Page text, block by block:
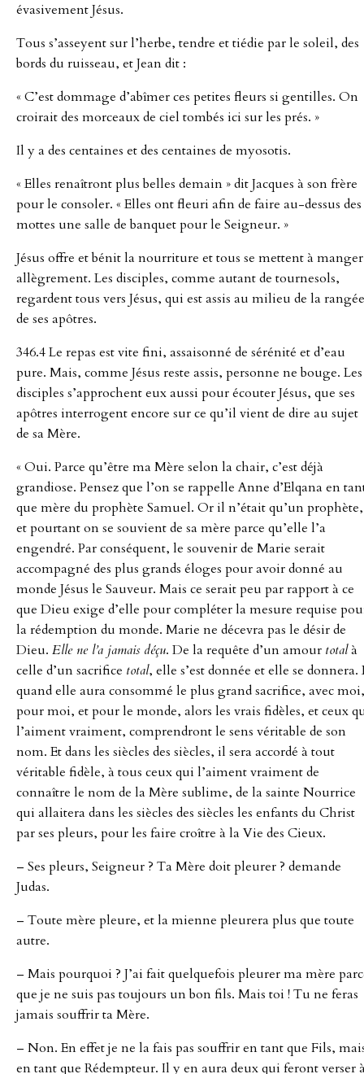
évasivement Jésus.
Tous s’asseyent sur l’herbe, tendre et tiédie par le soleil, des
bords du ruisseau, et Jean dit :
« C’est dommage d’abîmer ces petites fleurs si gentilles. On
croirait des morceaux de ciel tombés ici sur les prés. »
Il y a des centaines et des centaines de myosotis.
« Elles renaîtront plus belles demain » dit Jacques à son frère
pour le consoler. « Elles ont fleuri afin de faire au-dessus des
mottes une salle de banquet pour le Seigneur. »
Jésus offre et bénit la nourriture et tous se mettent à manger
allègrement. Les disciples, comme autant de tournesols,
regardent tous vers Jésus, qui est assis au milieu de la rangée
de ses apôtres.
346.4 Le repas est vite fini, assaisonné de sérénité et d’eau
pure. Mais, comme Jésus reste assis, personne ne bouge. Les
disciples s’approchent eux aussi pour écouter Jésus, que ses
apôtres interrogent encore sur ce qu’il vient de dire au sujet
de sa Mère.
« Oui. Parce qu’être ma Mère selon la chair, c’est déjà
grandiose. Pensez que l’on se rappelle Anne d’Elqana en
que mère du prophète Samuel. Or il n’était qu’un prophète,
et pourtant on se souvient de sa mère parce qu’elle l’a
engendré. Par conséquent, le souvenir de Marie serait
accompagné des plus grands éloges pour avoir donné au
monde Jésus le Sauveur. Mais ce serait peu par rapport à ce
que Dieu exige d’elle pour compléter la mesure requise
la rédemption du monde. Marie ne décevra pas le désir de
Dieu. Elle ne l’a jamais déçu. De la requête d’un amour totalà
celle d’un sacrifice total, elle s’est donnée et elle se donnera.
quand elle aura consommé le plus grand sacrifice, avec moi,
pour moi, et pour le monde, alors les vrais fidèles, et ceux
l’aiment vraiment, comprendront le sens véritable de son
nom. Et dans les siècles des siècles, il sera accordé à tout
véritable fidèle, à tous ceux qui l’aiment vraiment de
connaître le nom de la Mère sublime, de la sainte Nourrice
qui allaitera dans les siècles des siècles les enfants du Christ
par ses pleurs, pour les faire croître à la Vie des Cieux.
– Ses pleurs, Seigneur ? Ta Mère doit pleurer ? demande
Judas.
– Toute mère pleure, et la mienne pleurera plus que toute
autre.
– Mais pourquoi ? J’ai fait quelquefois pleurer ma mère
que je ne suis pas toujours un bon fils. Mais toi ! Tu ne feras
jamais souffrir ta Mère.
– Non. En effet je ne la fais pas souffrir en tant que Fils,
en tant que Rédempteur. Il y en aura deux qui feront verser